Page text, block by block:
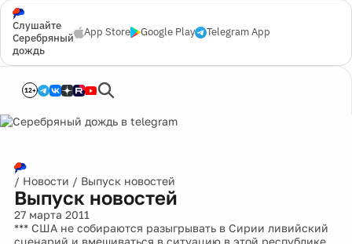
Слушайте
Серебряный
дождь
App Store Google Play Telegram App
12+
/ Новости / Выпуск новостей
Выпуск новостей
27 марта 2011
*** США не собираются разыгрывать в Сирии ливийский